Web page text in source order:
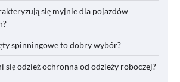
się myjnie dla pojazdów
spinningowe to dobry wybór?
się odzież ochronna od odzieży roboczej?